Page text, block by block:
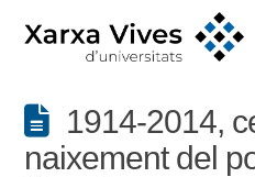
1914-2014,
naixement del